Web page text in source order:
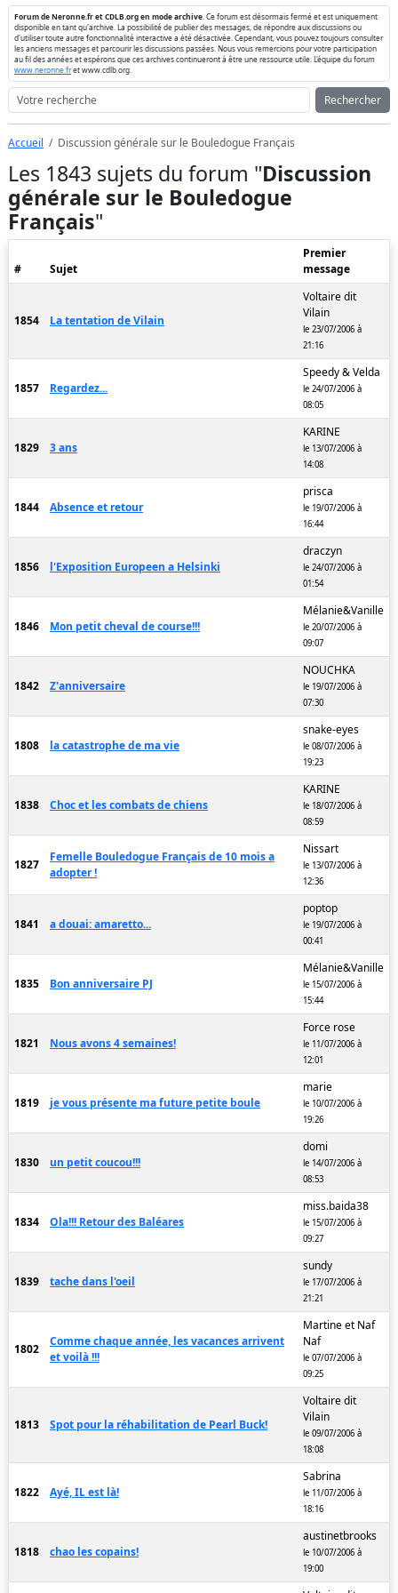
Forum de Neronne.fr et CDLB.org en mode archive . Ce forum est désormais fermé et est uniquement
disponible en tant qu'archive. La possibilité de publier des messages, de répondre aux discussions ou
d'utiliser toute autre fonctionnalité interactive a été désactivée. Cependant, vous pouvez toujours consulter
les anciens messages et parcourir les discussions passées. Nous vous remercions pour votre participation
au fil des années et espérons que ces archives continueront à être une ressource utile. L'équipe du forum
www.neronne.fret www.cdlb.org.
Rechercher
Accueil Discussion générale sur le Bouledogue Français
Les 1843 sujets du forum "Discussion
générale sur le Bouledogue
Français"
# Sujet
Premier
message
1854 La tentation de Vilain
Voltaire dit
Vilain
le 23/07/2006 à
21:16
1857 Regardez...
Speedy & Velda
le 24/07/2006 à
08:05
1829 3 ans
KARINE
le 13/07/2006 à
14:08
1844 Absence et retour
prisca
le 19/07/2006 à
16:44
1856 l'Exposition Europeen a Helsinki
draczyn
le 24/07/2006 à
01:54
1846 Mon petit cheval de course!!!
Mélanie&Vanille
le 20/07/2006 à
09:07
1842 Z'anniversaire
NOUCHKA
le 19/07/2006 à
07:30
1808 la catastrophe de ma vie
snake-eyes
le 08/07/2006 à
19:23
1838 Choc et les combats de chiens
KARINE
le 18/07/2006 à
08:59
1827
Femelle Bouledogue Français de 10 mois a
adopter !
Nissart
le 13/07/2006 à
12:36
1841 a douai: amaretto...
poptop
le 19/07/2006 à
00:41
1835 Bon anniversaire PJ
Mélanie&Vanille
le 15/07/2006 à
15:44
1821 Nous avons 4 semaines!
Force rose
le 11/07/2006 à
12:01
1819 je vous présente ma future petite boule
marie
le 10/07/2006 à
19:26
1830 un petit coucou!!!
domi
le 14/07/2006 à
08:53
1834 Ola!!! Retour des Baléares
miss.baida38
le 15/07/2006 à
09:27
1839 tache dans l'oeil
sundy
le 17/07/2006 à
21:21
1802
Comme chaque année, les vacances arrivent
et voilà !!!
Martine et Naf
Naf
le 07/07/2006 à
09:25
1813 Spot pour la réhabilitation de Pearl Buck!
Voltaire dit
Vilain
le 09/07/2006 à
18:08
1822 Ayé, IL est là!
Sabrina
le 11/07/2006 à
18:16
1818 chao les copains!
austinetbrooks
le 10/07/2006 à
19:00